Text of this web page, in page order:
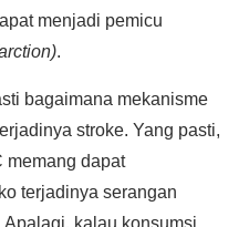
menjadi pemicu
.
bagaimana mekanisme
stroke. Yang pasti,
memang dapat
terjadinya serangan
kalau konsumsi